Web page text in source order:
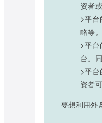
资者
>平台
略等
>平台
台。
>平台
资者
要想利用外